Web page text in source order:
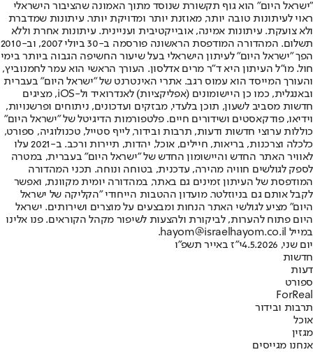
"ישראל היום" הוא גוף תקשורת שנוסד מתוך האמונה שהציבור הישראלי
ראוי לעיתונות טובה יותר, מאוזנת יותר ומדויקת יותר. עיתונות שמדברת
ולא צועקת. עיתונות אמינה, אובייקטיבית ועניינית. עיתונות אחרת וללא
תשלום. המהדורה המודפסת הראשונה פורסמה ב-30 ביולי 2007, וב-2010
הפך "ישראל היום" לעיתון הישראלי בעל שיעור החשיפה הגבוה ביותר בימי
חול. מו"ל העיתון היא ד"ר מרים אדלסון. העורך הראשי הוא עמר לחמנוביץ,
והעורך המייסד הוא עמוס רגב. אתרי האינטרנט של "ישראל היום" בעברית
ובאנגלית, כמו כן היישומונים (אפליקציות) לאנדרואיד ול-iOS, מציגים
חדשות מסביב לשעון, תוכן בלעדי, מבזקים ועדכונים, ניתוחים ופרשנויות,
וידיאו, פודקאסטים ושידורים חיים. פלטפורמות הדיגיטל של "ישראל היום"
כוללות ערוצי חדשות ודעות, תרבות ובידור, לייף סטייל, טכנולוגיה, ספורט,
כלכלה וצרכנות, בריאות, חיילים, אוכל, יהדות, תיירות ורכב. ב-2021 עלו
לאוויר האתר החדש והיישומון החדש של "ישראל היום" בעברית, במטרה
לספק לגולשים חוויה מהירה, עדכנית, בטוחה ונוחה. תכני המהדורה
המודפסת של העיתון זמינים גם באתר, במהדורה יומית מקוונת, ואפשר
לקבל אותם גם בניוזלטר. מועדון ההטבות הייחודי "הקליקה של ישראל
היום" מציע לגולשי האתר הנחות ומבצעים על מוצרים ושירותים. ישראל
היום פתוח להערות, לביקורת ולהצעות לשיפור מקהל הקוראים. פנו אלינו
במייל hayom@israelhayom.co.il.
יום שני, 4.5.2026
י"ז באייר תשפ"ו
חדשות
דעות
ספורט
ForReal
תרבות ובידור
אוכל
מגזין
אנחנו מגייסים